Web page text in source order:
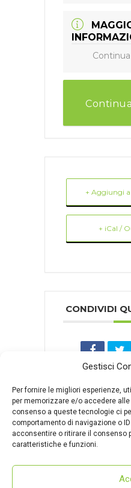
Gestisci
Per fornire le migliori esperienze,
per memorizzare e/o accedere alle
consenso a queste tecnologie ci
comportamento di navigazione o
acconsentire o ritirare il consenso
caratteristiche e funzioni.
+ Aggiungi
+ iCal /
CONDIVIDI
Comments are closed.